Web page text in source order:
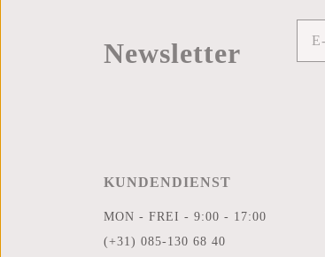
Newsletter
KUNDENDIENST
MON - FREI - 9:00 - 17:00
(+31) 085-130 68 40